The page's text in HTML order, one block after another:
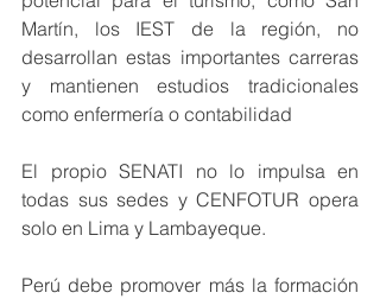
Martín, los IEST de la región, no
desarrollan estas importantes carreras
y mantienen estudios tradicionales
como enfermería o contabilidad
El propio SENATI no lo impulsa en
todas sus sedes y CENFOTUR opera
solo en Lima y Lambayeque.
Perú debe promover más la formación